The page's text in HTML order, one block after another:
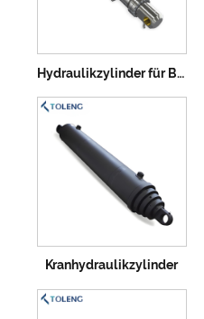
Hydraulikzylinder für Bagger
Kranhydraulikzylinder